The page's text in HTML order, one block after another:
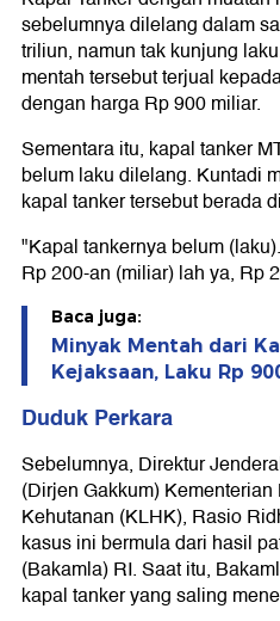
sebelumnya dilelang dalam
triliun, namun tak kunjung
mentah tersebut terjual
dengan harga Rp 900 miliar.
Sementara itu, kapal tanker
belum laku dilelang. Kuntadi
kapal tanker tersebut berada
"Kapal tankernya belum
Rp 200-an (miliar) lah ya, Rp
Baca juga:
Minyak Mentah dari
Kejaksaan, Laku Rp
Duduk Perkara
Sebelumnya, Direktur
(Dirjen Gakkum)
Kehutanan (KLHK), Rasio
kasus ini bermula dari hasil
(Bakamla) RI. Saat itu,
kapal tanker yang saling